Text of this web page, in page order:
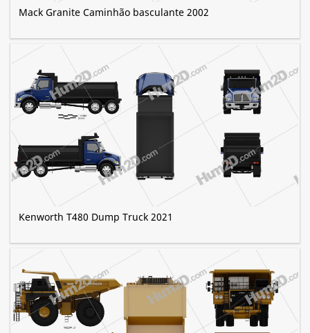
Mack Granite Caminhão basculante 2002
Kenworth T480 Dump Truck 2021